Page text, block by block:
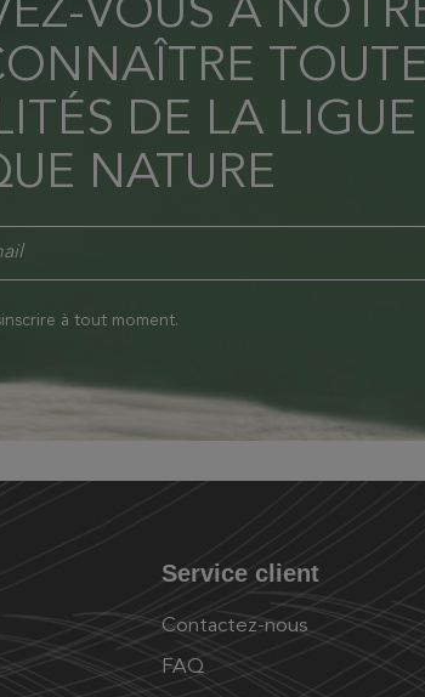
VOUS À
DE LA
NATURE
à tout moment.
Service client
Contactez-nous
FAQ